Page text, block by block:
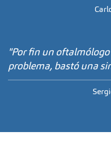
"Por fin un
problema, bastó una